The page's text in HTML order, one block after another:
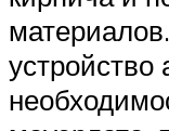
устройство